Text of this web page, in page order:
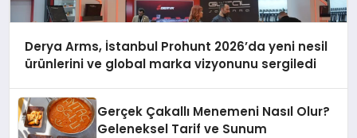
Derya Arms, İstanbul Prohunt 2026’da yeni nesil
ürünlerini ve global marka vizyonunu sergiledi
Gerçek Çakallı Menemeni Nasıl Olur?
Geleneksel Tarif ve Sunum